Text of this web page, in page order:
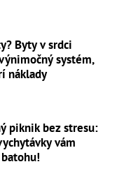
Byty v srdci
systém,
náklady
piknik bez stresu:
vám